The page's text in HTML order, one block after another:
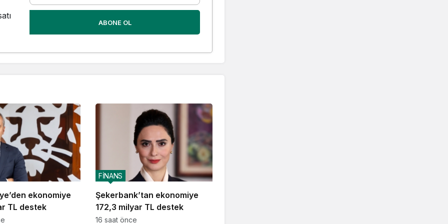
ABONE OL
ekonomiye
TL destek
Şekerbank’tan ekonomiye
172,3 milyar TL destek
FİNANS
16 saat önce